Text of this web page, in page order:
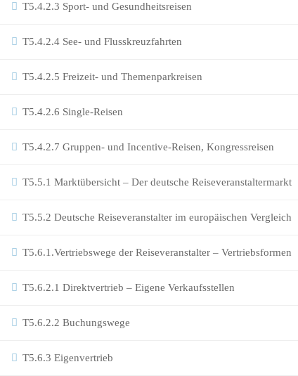
T5.4.2.3 Sport- und Gesundheitsreisen
T5.4.2.4 See- und Flusskreuzfahrten
T5.4.2.5 Freizeit- und Themenparkreisen
T5.4.2.6 Single-Reisen
T5.4.2.7 Gruppen- und Incentive-Reisen, Kongressreisen
T5.5.1 Marktübersicht – Der deutsche Reiseveranstaltermarkt
T5.5.2 Deutsche Reiseveranstalter im europäischen Vergleich
T5.6.1.Vertriebswege der Reiseveranstalter – Vertriebsformen
T5.6.2.1 Direktvertrieb – Eigene Verkaufsstellen
T5.6.2.2 Buchungswege
T5.6.3 Eigenvertrieb